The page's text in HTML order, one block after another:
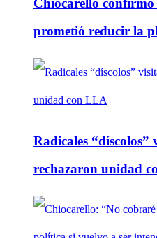
Chiocarello
prometió reducir la
Radicales
rechazaron unidad